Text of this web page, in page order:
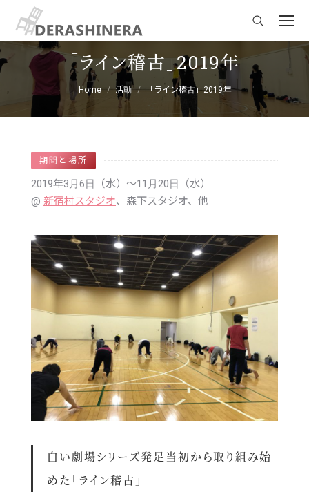
Search:
「ライン稽古」2019年
You are here:
Home 活動 「ライン稽古」2019年
期間と場所
2019年3月6日（水） 〜11月20日（水）
新宿村スタジオ、森下スタジオ、他
白い劇場シリーズ発足当初から取り組み始
めた「ライン稽古」